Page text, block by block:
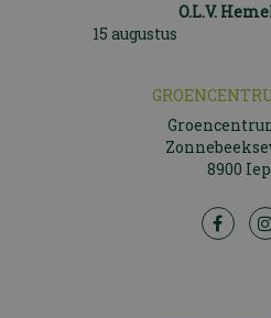
O.L.V.
15 augustus
8900